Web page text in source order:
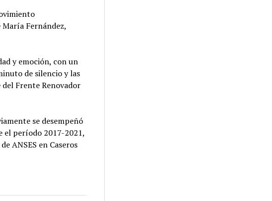
María Fernández,
y emoción, con un
de silencio y las
Frente Renovador
se desempeñó
el período 2017-2021,
ANSES en Caseros